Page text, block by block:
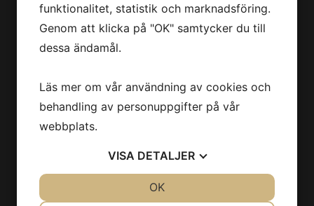
Om oss
Tjänster
Cookies
Renovering
funktionalitet, statistik och marknadsföring.
Genom att klicka på "OK" samtycker du till
dessa ändamål.
Läs mer om vår användning av cookies och
behandling av personuppgifter på vår
webbplats.
VISA DETALJER
OK